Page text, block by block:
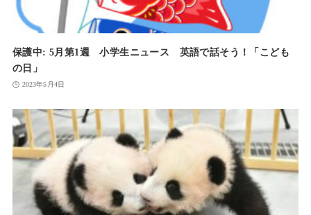
保護中: 5月第1週 小学生ニュース 英語で話そう！「こども
の日」
2023年5月4日